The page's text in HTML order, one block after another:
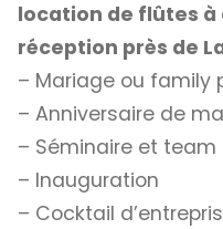
location de flûtes
réception près de
– Mariage ou family
– Anniversaire de
– Séminaire et team
– Inauguration
– Cocktail